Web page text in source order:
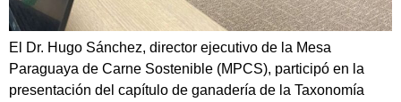
El Dr. Hugo Sánchez, director ejecutivo de la Mesa
Paraguaya de Carne Sostenible (MPCS), participó en la
presentación del capítulo de ganadería de la Taxonomía